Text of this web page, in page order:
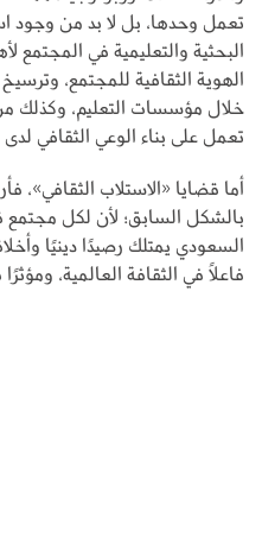
تعمل وحدها، بل لا بد من
البحثية والتعليمية في
الهوية الثقافية للمجتمع،
خلال مؤسسات التعليم، وكذلك
تعمل على بناء الوعي الثقافي
أما قضايا «الاستلاب الثقافي»،
بالشكل السابق؛ لأن لكل مجتمع
السعودي يمتلك رصيدًا دينيًا
فاعلًا في الثقافة العالمية،